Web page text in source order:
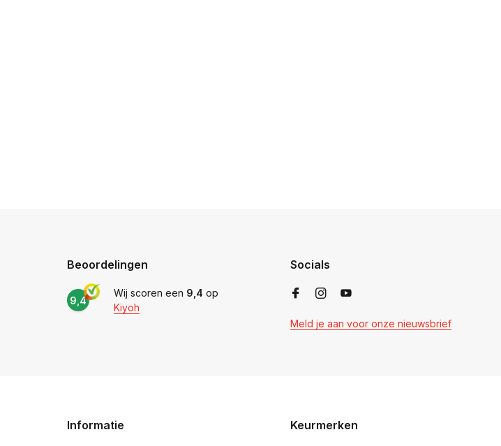
Beoordelingen
9,4
Wij scoren een 9,4 op
Kiyoh
Socials
Meld je aan voor onze nieuwsbrief
Informatie Keurmerken